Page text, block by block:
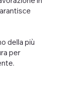
della più
per